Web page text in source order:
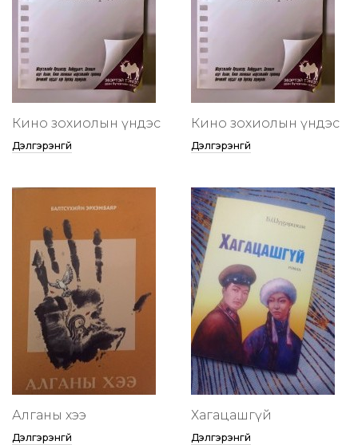
Кино зохиолын үндэс
Дэлгэрэнгүй
Кино зохиолын үндэс
Дэлгэрэнгүй
Алганы хээ
Дэлгэрэнгүй
Хагацашгүй
Дэлгэрэнгүй